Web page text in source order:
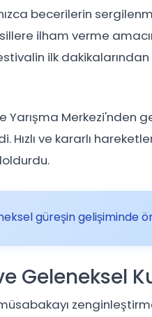
becerilerin
ilham verme
ilk
Yarışma Merkezi'nden
ve kararlı
güreşin gelişiminde
Geleneksel
müsabakayı